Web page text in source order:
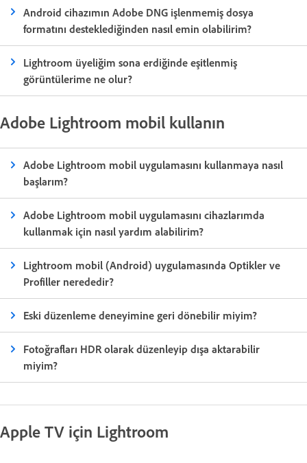
Android cihazımın Adobe DNG işlenmemiş dosya
formatını desteklediğinden nasıl emin olabilirim?
Lightroom üyeliğim sona erdiğinde eşitlenmiş
görüntülerime ne olur?
Adobe Lightroom mobil kullanın
Adobe Lightroom mobil uygulamasını kullanmaya nasıl
başlarım?
Adobe Lightroom mobil uygulamasını cihazlarımda
kullanmak için nasıl yardım alabilirim?
Lightroom mobil (Android) uygulamasında Optikler ve
Profiller nerededir?
Eski düzenleme deneyimine geri dönebilir miyim?
Fotoğrafları HDR olarak düzenleyip dışa aktarabilir
miyim?
Apple TV için Lightroom